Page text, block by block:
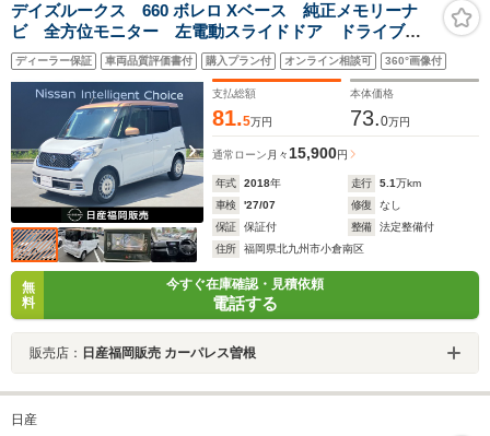
デイズルークス 660 ボレロ Xベース 純正メモリーナ
ビ 全方位モニター 左電動スライドドア ドライブレ
コーダー 運転席シートヒーター 衝突被害軽減ブレー
キ 踏み間違い衝突防止アシスト
ディーラー保証 車両品質評価書付 購入プラン付 オンライン相談可 360°画像付
支払総額
81.5万円
本体価格
73.0万円
通常ローン 月々 15,900円
年式 2018年 走行 5.1万km
車検
'27/07 修復
なし
保証
保証付 整備
法定整備付
住所
福岡県北九州市小倉南区
無
料
今すぐ在庫確認・見積依頼
電話する
販売店： 日産福岡販売 カーパレス曽根
日産